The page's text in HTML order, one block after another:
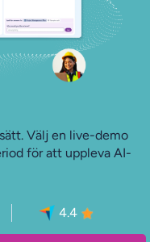
Välj en live-demo
för att uppleva AI-
4.4